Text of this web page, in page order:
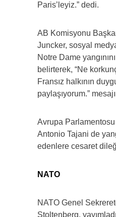
Paris’leyiz.” dedi.
AB Komisyonu
Juncker, sosyal
Notre Dame
belirterek, “Ne
Fransız halkının
paylaşıyorum.”
Avrupa Parlamentosu
Antonio Tajani de
edenlere cesaret
NATO
NATO Genel
Stoltenberg,